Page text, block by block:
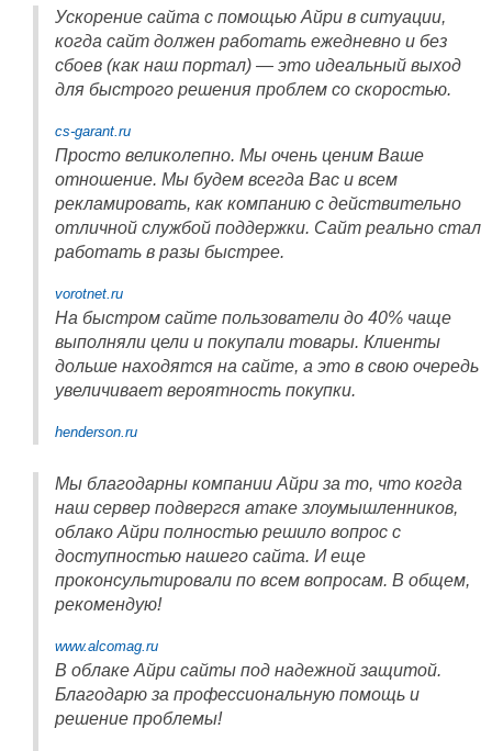
Ускорение сайта с помощью Айри в ситуации,
когда сайт должен работать ежедневно и без
сбоев (как наш портал) — это идеальный выход
для быстрого решения проблем со скоростью.
cs-garant.ru
Просто великолепно. Мы очень ценим Ваше
отношение. Мы будем всегда Вас и всем
рекламировать, как компанию с действительно
отличной службой поддержки. Сайт реально стал
работать в разы быстрее.
vorotnet.ru
На быстром сайте пользователи до 40% чаще
выполняли цели и покупали товары. Клиенты
дольше находятся на сайте, а это в свою очередь
увеличивает вероятность покупки.
henderson.ru
Мы благодарны компании Айри за то, что когда
наш сервер подвергся атаке злоумышленников,
облако Айри полностью решило вопрос с
доступностью нашего сайта. И еще
проконсультировали по всем вопросам. В общем,
рекомендую!
www.alcomag.ru
В облаке Айри сайты под надежной защитой.
Благодарю за профессиональную помощь и
решение проблемы!